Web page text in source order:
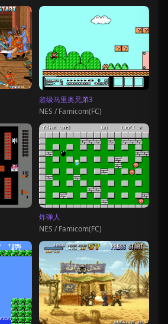
超级马里奥兄弟3
NES / Famicom(FC)
炸弹人
NES / Famicom(FC)